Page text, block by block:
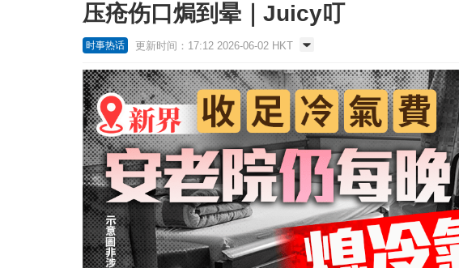
压疮伤口焗到晕｜Juicy叮
时事热话 更新时间：17:12 2026-06-02 HKT